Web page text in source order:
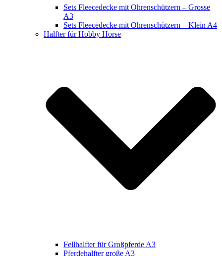
Sets Fleecedecke mit Ohrenschützern – Grosse
A3
Sets Fleecedecke mit Ohrenschützern – Klein A4
Halfter für Hobby Horse
Fellhalfter für Großpferde A3
Pferdehalfter große A3